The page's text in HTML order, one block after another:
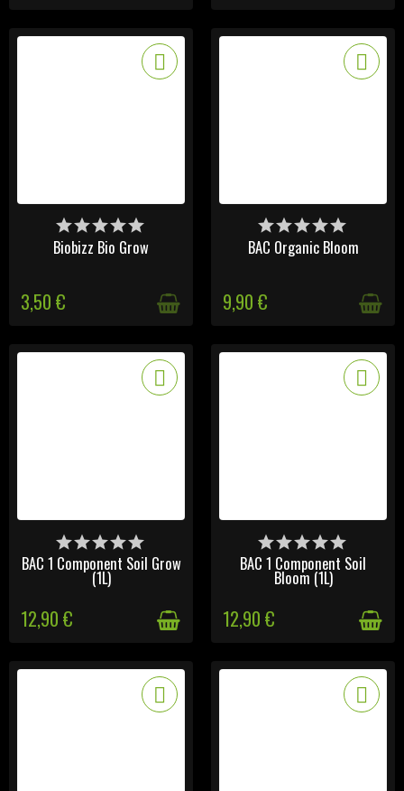
DISPONIBLE
Biobizz Bio Grow
3,50 €
DERNIERS ARTICLES EN
STOCK
BAC Organic Bloom
9,90 €
DERNIERS ARTICLES EN
STOCK
BAC 1 Component Soil Grow
(1L)
12,90 €
DERNIERS ARTICLES EN
STOCK
BAC 1 Component Soil
Bloom (1L)
12,90 €